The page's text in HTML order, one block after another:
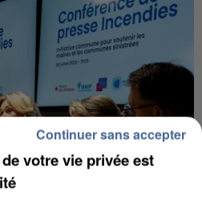
votre vie privée est
Continuer sans accepter